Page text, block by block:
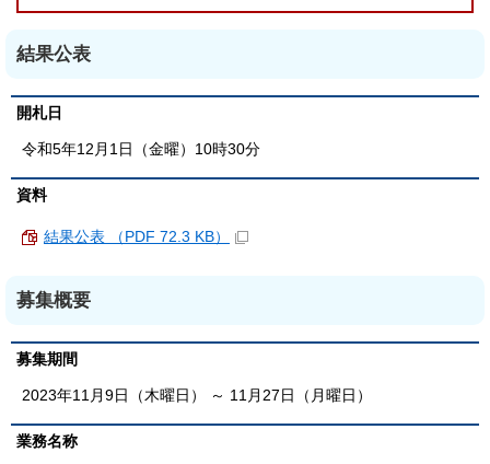
結果公表
開札日
令和5年12月1日（金曜）10時30分
資料
結果公表 （PDF 72.3 KB）
募集概要
募集期間
2023年11月9日（木曜日） ～ 11月27日（月曜日）
業務名称